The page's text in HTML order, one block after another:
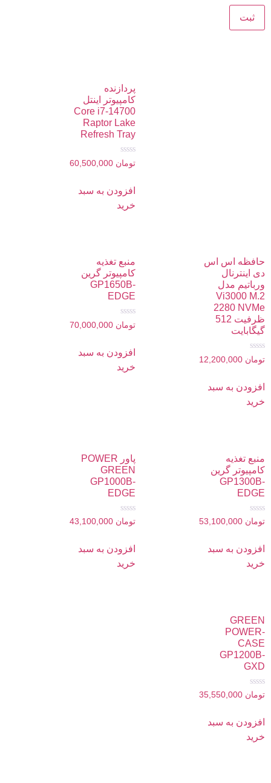
پردازنده
کامپیوتر اینتل
Core i7-14700
Raptor Lake
Refresh Tray
امتیاز
0
5
تومان
افزودن به سبد
خرید
حافظه اس اس
دی اینترنال
ورباتیم مدل
Vi3000 M.2
2280 NVMe
ظرفیت 512
گیگابایت
امتیاز
0
5
تومان
افزودن به سبد
خرید
منبع تغذیه
کامپیوتر گرین
GP1650B-
EDGE
امتیاز
0
5
تومان
افزودن به سبد
خرید
منبع تغذیه
کامپیوتر گرین
GP1300B-
EDGE
امتیاز
0
5
تومان
افزودن به سبد
خرید
پاور POWER
GREEN
GP1000B-
EDGE
امتیاز
0
5
تومان
افزودن به سبد
خرید
GREEN
POWER-
CASE
GP1200B-
GXD
امتیاز
0
5
تومان
افزودن به سبد
خرید